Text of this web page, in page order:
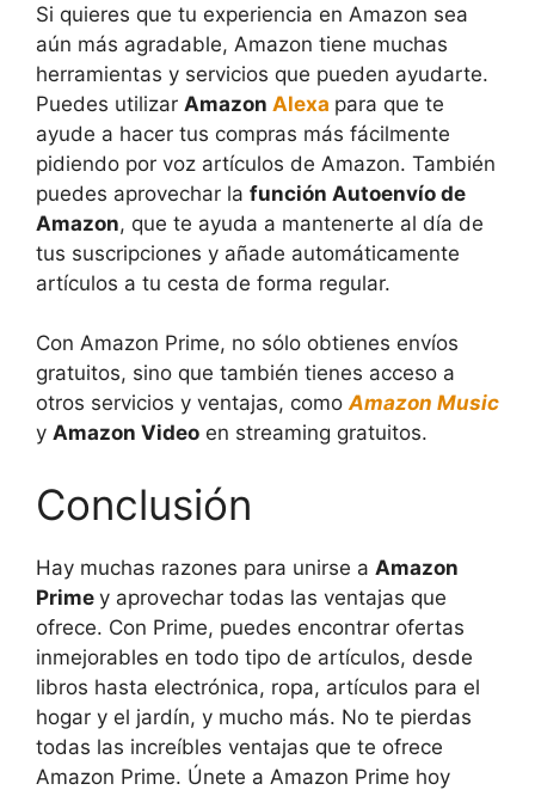
Si quieres que tu experiencia en Amazon sea
aún más agradable, Amazon tiene muchas
herramientas y servicios que pueden ayudarte.
Puedes utilizar Amazon Alexa para que te
ayude a hacer tus compras más fácilmente
pidiendo por voz artículos de Amazon. También
puedes aprovechar la función Autoenvío de
Amazon, que te ayuda a mantenerte al día de
tus suscripciones y añade automáticamente
artículos a tu cesta de forma regular.
Con Amazon Prime, no sólo obtienes envíos
gratuitos, sino que también tienes acceso a
otros servicios y ventajas, comoAmazon Music
y Amazon Video en streaming gratuitos.
Conclusión
Hay muchas razones para unirse a Amazon
Prime y aprovechar todas las ventajas que
ofrece. Con Prime, puedes encontrar ofertas
inmejorables en todo tipo de artículos, desde
libros hasta electrónica, ropa, artículos para el
hogar y el jardín, y mucho más. No te pierdas
todas las increíbles ventajas que te ofrece
Amazon Prime. Únete a Amazon Prime hoy